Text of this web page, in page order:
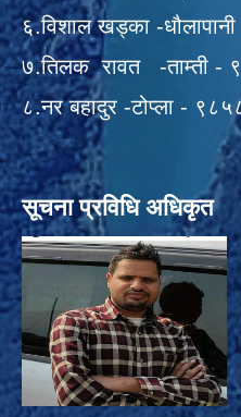
६.विशाल खड्का -
७.तिलक रावत -ताम्ती -
८.नर बहादुर -टोप्ला -
सूचना प्रविधि अधिकृत